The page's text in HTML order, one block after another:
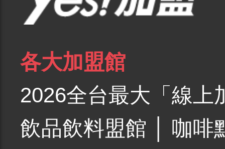
各大加盟館
2026全台最大「線上
飲品飲料盟館
咖啡